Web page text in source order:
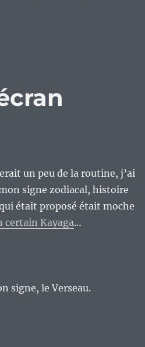
un peu de la routine, j’ai
signe zodiacal, histoire
était proposé était moche
certain Kayaga…
signe, le Verseau.